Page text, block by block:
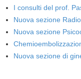
I consulti del prof.
Nuova sezione
Nuova sezione
Nuova sezione di